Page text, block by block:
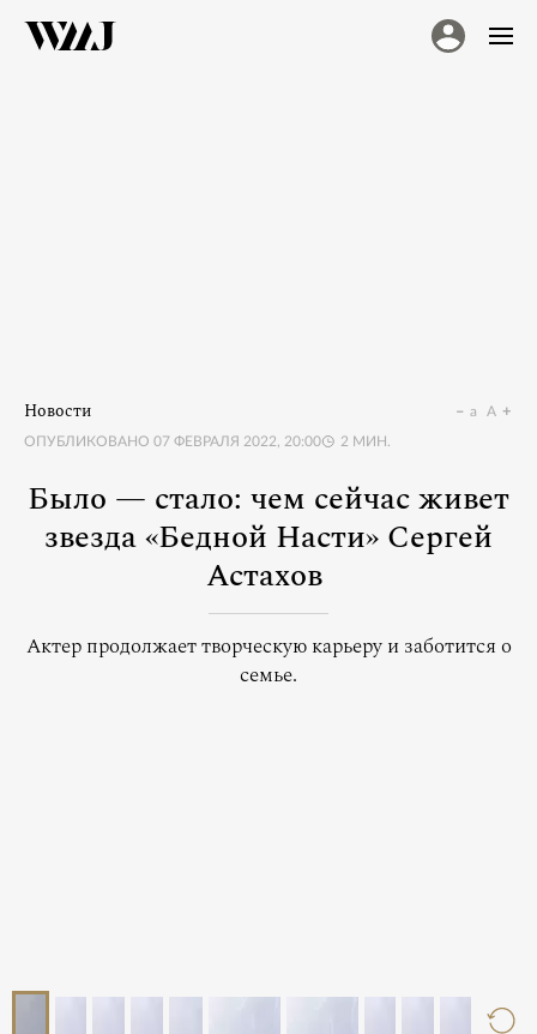
Новости
ОПУБЛИКОВАНО 07 ФЕВРАЛЯ 2022, 20:00 2 МИН.
a A
Было — стало: чем сейчас живет
звезда «Бедной Насти» Сергей
Астахов
Актер продолжает творческую карьеру и заботится о
семье.